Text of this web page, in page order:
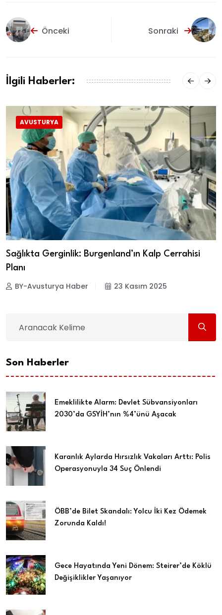
Önceki Sonraki
İlgili Haberler:
AVUSTURYA
Sağlıkta Gerginlik: Burgenland’ın Kalp Cerrahisi
Planı
BY-Avusturya Haber 23 Kasım 2025
Son Haberler
Emeklilikte Alarm: Devlet Sübvansiyonları
2030’da GSYİH’nın %4’ünü Aşacak
Karanlık Aylarda Hırsızlık Vakaları Arttı: Polis
Operasyonuyla 34 Suç Önlendi
ÖBB’de Bilet Skandalı: Yolcu İki Kez Ödemek
Zorunda Kaldı!
Gece Hayatında Yeni Dönem: Steirer’de Köklü
Değişiklikler Yaşanıyor